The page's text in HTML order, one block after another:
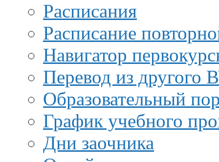
Расписания
Расписание
Навигатор
Перевод из другого
Образовательный
График учебного
Дни заочника